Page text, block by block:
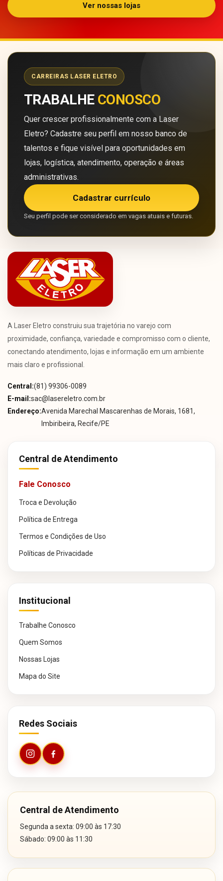
Ver nossas lojas
CARREIRAS LASER ELETRO
TRABALHE CONOSCO
Quer crescer profissionalmente com a Laser
Eletro? Cadastre seu perfil em nosso banco de
talentos e fique visível para oportunidades em
lojas, logística, atendimento, operação e áreas
administrativas.
Cadastrar currículo
Seu perfil pode ser considerado em vagas atuais e futuras.
A Laser Eletro construiu sua trajetória no varejo com
proximidade, confiança, variedade e compromisso com o cliente,
conectando atendimento, lojas e informação em um ambiente
mais claro e profissional.
Central:(81) 99306-0089
E-mail:sac@lasereletro.com.br
Endereço:Avenida Marechal Mascarenhas de Morais, 1681,
Imbiribeira, Recife/PE
Central de Atendimento
Fale Conosco
Troca e Devolução
Política de Entrega
Termos e Condições de Uso
Políticas de Privacidade
Institucional
Trabalhe Conosco
Quem Somos
Nossas Lojas
Mapa do Site
Redes Sociais
Central de Atendimento
Segunda a sexta: 09:00 às 17:30
Sábado: 09:00 às 11:30